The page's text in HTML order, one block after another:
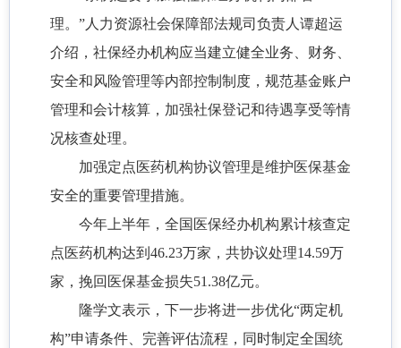
理。”人力资源社会保障部法规司负责人谭超运
介绍，社保经办机构应当建立健全业务、财务、
安全和风险管理等内部控制制度，规范基金账户
管理和会计核算，加强社保登记和待遇享受等情
况核查处理。
加强定点医药机构协议管理是维护医保基金
安全的重要管理措施。
今年上半年，全国医保经办机构累计核查定
点医药机构达到46.23万家，共协议处理14.59万
家，挽回医保基金损失51.38亿元。
隆学文表示，下一步将进一步优化“两定机
构”申请条件、完善评估流程，同时制定全国统